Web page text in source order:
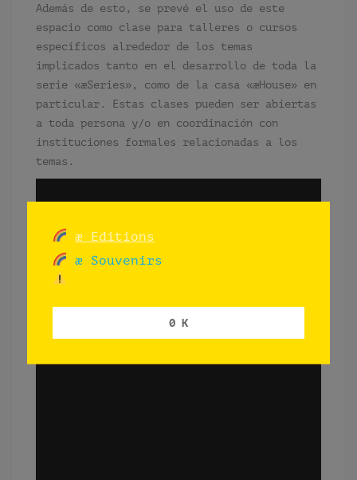
Además de esto, se prevé el uso de este
espacio como clase para talleres o cursos
específicos alrededor de los temas
implicados tanto en el desarrollo de toda la
serie «æSeries», como de la casa «æHouse» en
particular. Estas clases pueden ser abiertas
a toda persona y/o en coordinación con
instituciones formales relacionadas a los
temas.
æ Editions
æ Souvenirs
0 K